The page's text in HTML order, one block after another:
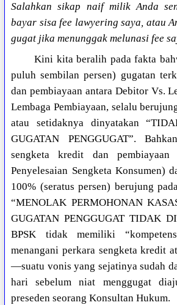
Salahkan sikap naif milik Anda
bayar sisa fee lawyering saya, atau
gugat jika menunggak melunasi fee
Kini kita beralih pada fakta
puluh sembilan persen) gugatan
dan pembiayaan antara Debitor Vs.
Lembaga Pembiayaan, selalu
atau setidaknya dinyatakan
GUGATAN PENGGUGAT”.
sengketa kredit dan
Penyelesaian Sengketa Konsumen)
100% (seratus persen) berujung
“MENOLAK PERMOHONAN
GUGATAN PENGGUGAT TIDAK
BPSK tidak memiliki
menangani perkara sengketa kredit
—suatu vonis yang sejatinya sudah
hari sebelum niat menggugat
preseden seorang Konsultan Hukum.